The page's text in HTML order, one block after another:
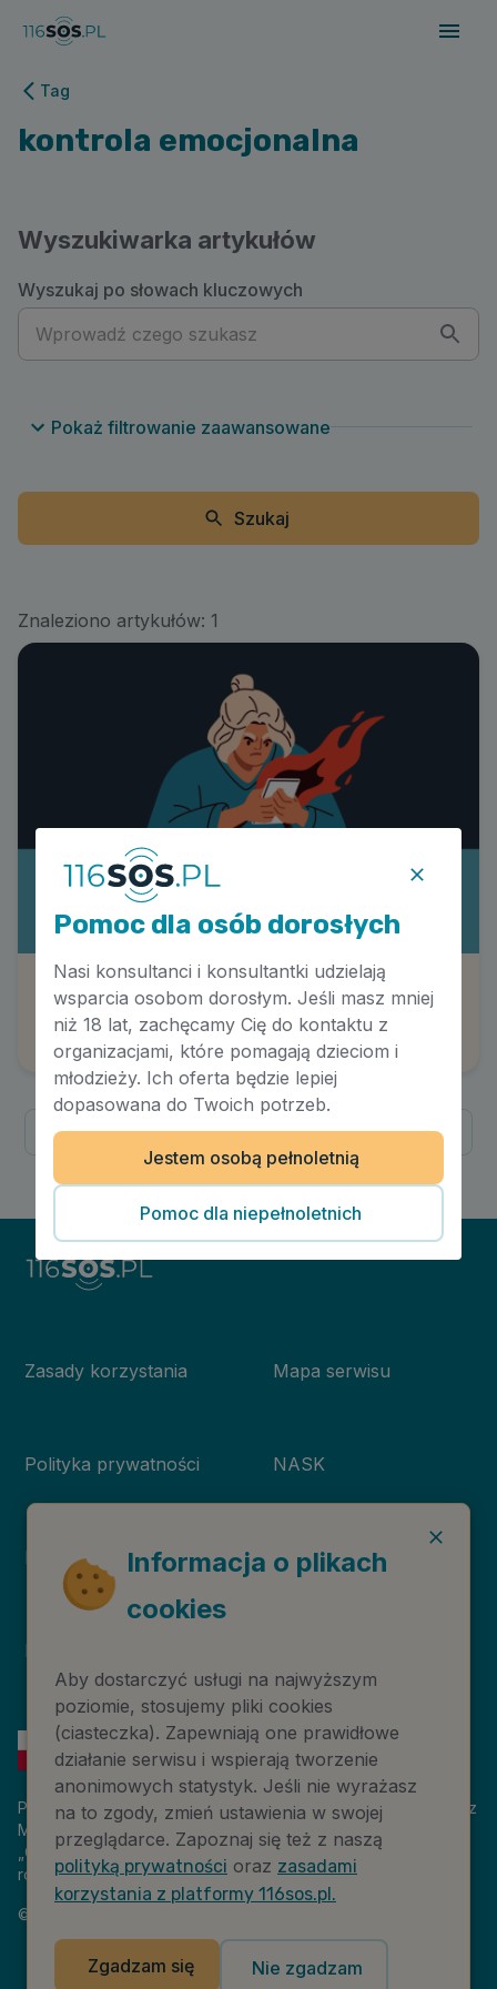
Tag
kontrola emocjonalna
Wyszukiwarka artykułów
Wyszukaj po słowach kluczowych
Pokaż filtrowanie zaawansowane
Szukaj
Znaleziono artykułów: 1
Jak sobie radzić z nadmiarową złością?
Autor: Robert Kowalczyk
Poprzednia Następna
1/1
Zasady korzystania
Polityka prywatności
Deklaracja dostępności
Prawa autorskie
Mapa serwisu
NASK
Niebieska Linia
Platforma 116sos.pl jest finansowana z budżetu państwa, przez
Ministerstwo Cyfryzacji. Nazwa zadania publicznego:
„Człowiek w kryzysie – platforma wiedzy i komunikacji –
rozwój wsparcia”. Wartość projektu: 18 884 808,00 zł.
©
Informacja o plikach
cookies
Aby dostarczyć usługi na najwyższym
poziomie, stosujemy pliki cookies
(ciasteczka). Zapewniają one prawidłowe
działanie serwisu i wspierają tworzenie
anonimowych statystyk. Jeśli nie wyrażasz
na to zgody, zmień ustawienia w swojej
przeglądarce. Zapoznaj się też z naszą
polityką prywatności oraz zasadami
korzystania z platformy 116sos.pl.
Zgadzam się Nie zgadzam
116sos.pl | kontrola emocjonalna
Pomoc dla osób dorosłych
Nasi konsultanci i konsultantki udzielają
wsparcia osobom dorosłym. Jeśli masz mniej
niż 18 lat, zachęcamy Cię do kontaktu z
organizacjami, które pomagają dzieciom i
młodzieży. Ich oferta będzie lepiej
dopasowana do Twoich potrzeb.
Jestem osobą pełnoletnią
Pomoc dla niepełnoletnich